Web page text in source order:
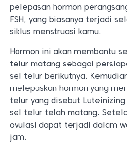
pelepasan hormon
FSH, yang biasanya terjadi
siklus menstruasi kamu.
Hormon ini akan membantu
telur matang sebagai
sel telur berikutnya.
melepaskan hormon yang
telur yang disebut
sel telur telah matang.
ovulasi dapat terjadi dalam
jam.